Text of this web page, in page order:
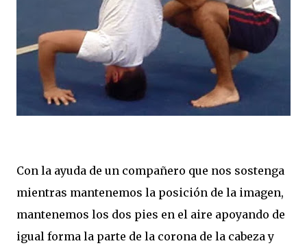
Con la ayuda de un compañero que nos sostenga
mientras mantenemos la posición de la imagen,
mantenemos los dos pies en el aire apoyando de
igual forma la parte de la corona de la cabeza y